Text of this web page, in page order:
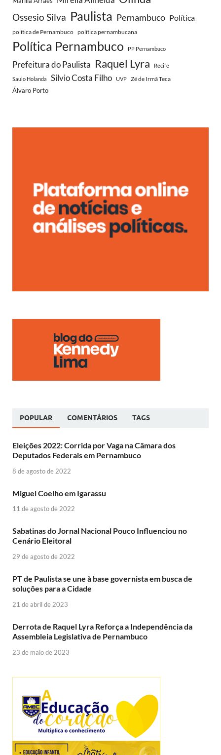
Ossesio Silva Paulista Pernambuco Política
política de Pernambuco política pernambucana
Política Pernambuco PP Pernambuco
Prefeitura do Paulista Raquel Lyra Recife
Saulo Holanda Silvio Costa Filho UVP
Zé de Irmã Teca
Álvaro Porto
POPULAR COMENTÁRIOS TAGS
Eleições 2022: Corrida por Vaga na Câmara dos
Deputados Federais em Pernambuco
8 de agosto de 2022
Miguel Coelho em Igarassu
11 de agosto de 2022
Sabatinas do Jornal Nacional Pouco Influenciou no
Cenário Eleitoral
29 de agosto de 2022
PT de Paulista se une à base governista em busca de
soluções para a Cidade
21 de abril de 2023
Derrota de Raquel Lyra Reforça a Independência da
Assembleia Legislativa de Pernambuco
23 de maio de 2023